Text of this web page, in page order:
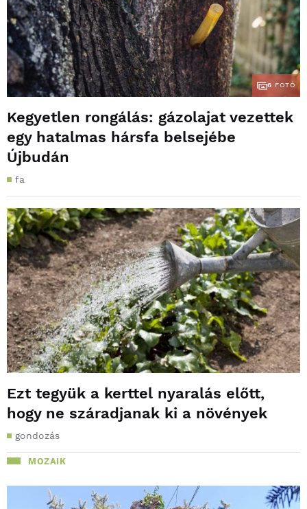
6 FOTÓ
Kegyetlen rongálás: gázolajat vezettek
egy hatalmas hársfa belsejébe
Újbudán
fa
Ezt tegyük a kerttel nyaralás előtt,
hogy ne száradjanak ki a növények
gondozás
MOZAIK